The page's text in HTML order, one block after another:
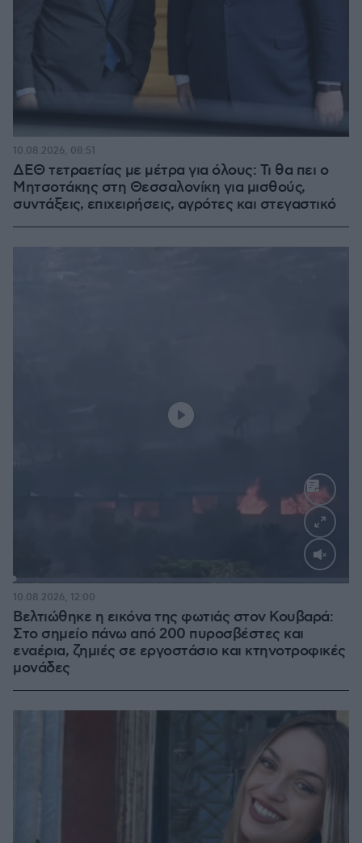
ΔΕΘ τετραετίας με μέτρα για όλους: Τι θα πει ο
Μητσοτάκης στη Θεσσαλονίκη για μισθούς,
συντάξεις, επιχειρήσεις, αγρότες και στεγαστικό
10.08.2026, 08:51
Loaded
Βελτιώθηκε η εικόνα της φωτιάς στον Κουβαρά:
Στο σημείο πάνω από 200 πυροσβέστες και
εναέρια, ζημιές σε εργοστάσιο και κτηνοτροφικές
μονάδες
10.08.2026, 12:00